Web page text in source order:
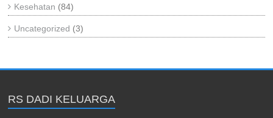
Kesehatan (84)
Uncategorized (3)
RS DADI KELUARGA